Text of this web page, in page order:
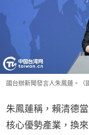
國台辦新聞發言人朱鳳蓮。（
朱鳳蓮稱，賴清德
核心優勢產業，換